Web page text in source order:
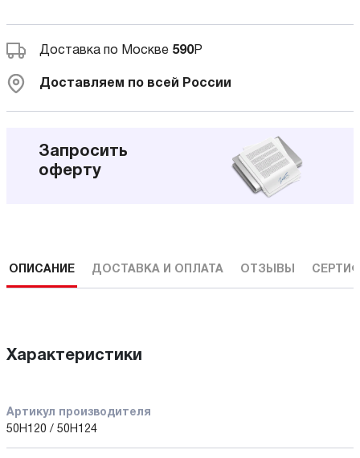
Доставка по Москве 590Р
Доставляем по всей России
Запросить
оферту
ОПИСАНИЕ ДОСТАВКА И ОПЛАТА ОТЗЫВЫ
Характеристики
Артикул производителя
50H120 / 50H124